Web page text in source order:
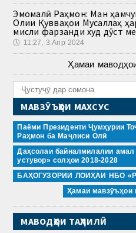
Эмомалӣ Раҳмон: Ман
Олии Қувваҳои Мусаллаҳ
мисли фарзанди худ дӯст
🕔 11:27, 3.Апр 2024
Ҳамаи
МАВЗӮЪҲОИ МАХСУС
Паёми Президенти Ҷумҳурии
Раҳмон ба Маҷлиси Олӣ
Даҳсолаи байналмилалии
устувор» солҳои 2018-2028
БАҲОГУЗОРИИ ЛОИҲАИ НБО
Ҳамаи мавзӯъҳои
МАВОДҲОИ ТАҲЛИЛӢ